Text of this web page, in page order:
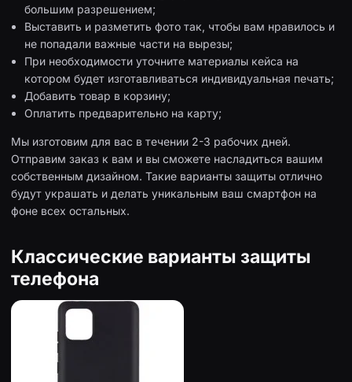
большим разрешением;
Выставить и разметить фото так, чтобы вам нравилось и
не попадали важные части на вырезы;
При необходимости уточните материалы кейса на
котором будет изготавливаться индивидуальная печать;
Добавить товар в корзину;
Оплатить предварительно на карту;
Мы изготовим для вас в течении 2-3 рабочих дней.
Отправим заказ к вам и вы сможете насладиться вашим
собственным дизайном. Такие варианты защиты отлично
будут украшать и делать уникальным ваш смартфон на
фоне всех остальных.
Классические варианты защиты
телефона